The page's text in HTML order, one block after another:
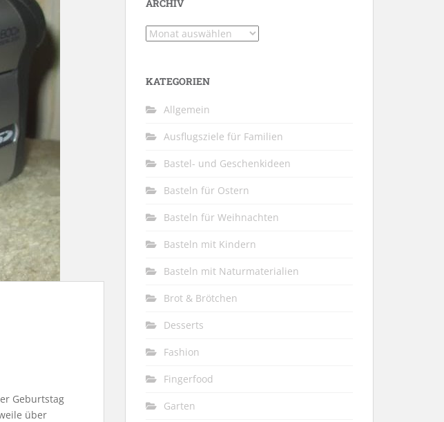
Geburtstag
über
ARCHIV
Archiv
KATEGORIEN
Allgemein
Ausflugsziele für Familien
Bastel- und Geschenkideen
Basteln für Ostern
Basteln für Weihnachten
Basteln mit Kindern
Basteln mit Naturmaterialien
Brot & Brötchen
Desserts
Fashion
Fingerfood
Garten